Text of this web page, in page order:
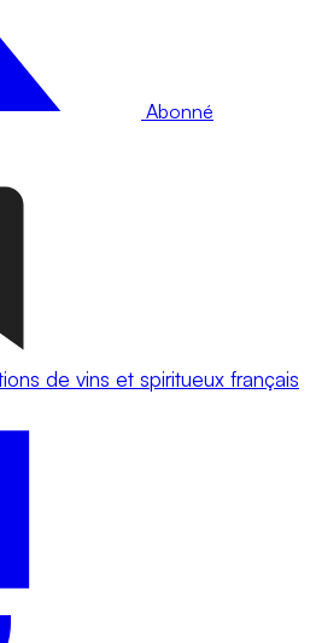
Abonné
de vins et spiritueux français